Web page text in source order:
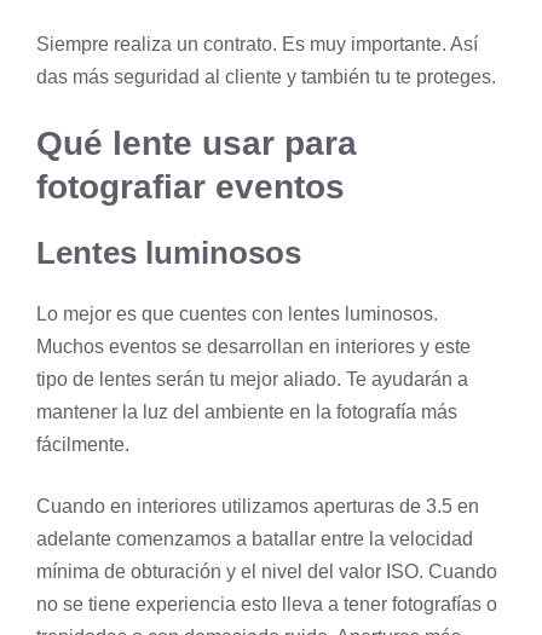
Siempre realiza un contrato. Es muy importante. Así
das más seguridad al cliente y también tu te proteges.
Qué lente usar para
fotografiar eventos
Lentes luminosos
Lo mejor es que cuentes con lentes luminosos.
Muchos eventos se desarrollan en interiores y este
tipo de lentes serán tu mejor aliado. Te ayudarán a
mantener la luz del ambiente en la fotografía más
fácilmente.
Cuando en interiores utilizamos aperturas de 3.5 en
adelante comenzamos a batallar entre la velocidad
mínima de obturación y el nivel del valor ISO. Cuando
no se tiene experiencia esto lleva a tener fotografías o